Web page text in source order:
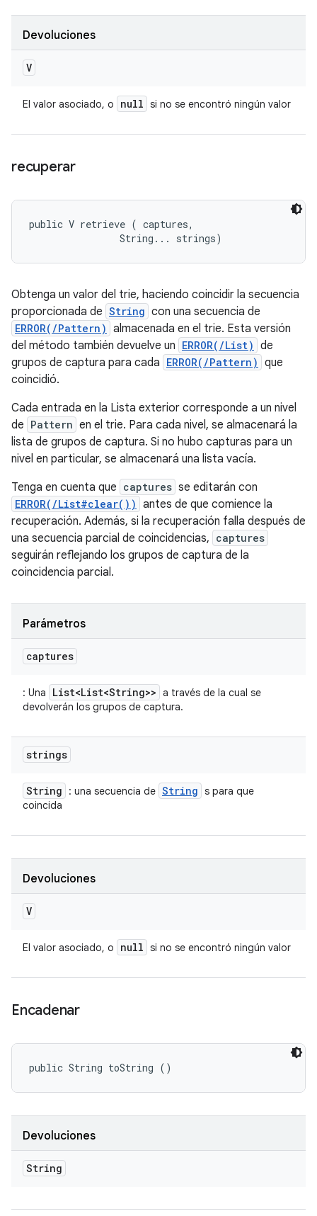
Devoluciones
V
El valor asociado, o null si no se encontró ningún valor
recuperar
public V retrieve ( captures,
                String... strings)
Obtenga un valor del trie, haciendo coincidir la secuencia
proporcionada de String con una secuencia de
ERROR(/Pattern) almacenada en el trie. Esta versión
del método también devuelve un ERROR(/List) de
grupos de captura para cada ERROR(/Pattern) que
coincidió.
Cada entrada en la Lista exterior corresponde a un nivel
de Pattern en el trie. Para cada nivel, se almacenará la
lista de grupos de captura. Si no hubo capturas para un
nivel en particular, se almacenará una lista vacía.
Tenga en cuenta que captures se editarán con
ERROR(/List#clear()) antes de que comience la
recuperación. Además, si la recuperación falla después de
una secuencia parcial de coincidencias, captures
seguirán reflejando los grupos de captura de la
coincidencia parcial.
Parámetros
captures
: Una List<List<String>> a través de la cual se
devolverán los grupos de captura.
strings
String : una secuencia de String s para que
coincida
Devoluciones
V
El valor asociado, o null si no se encontró ningún valor
Encadenar
public String toString ()
Devoluciones
String